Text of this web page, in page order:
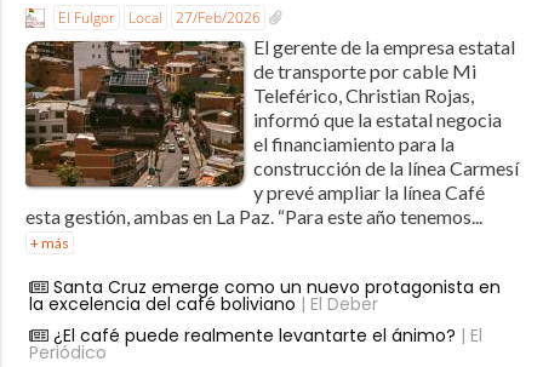
El Fulgor Local 27/Feb/2026
El gerente de la empresa estatal
de transporte por cable Mi
Teleférico, Christian Rojas,
informó que la estatal negocia
el financiamiento para la
construcción de la línea Carmesí
y prevé ampliar la línea Café
esta gestión, ambas en La Paz. “Para este año tenemos...
+ más
Santa Cruz emerge como un nuevo protagonista en
la excelencia del café boliviano | El Deber
¿El café puede realmente levantarte el ánimo? | El
Periódico